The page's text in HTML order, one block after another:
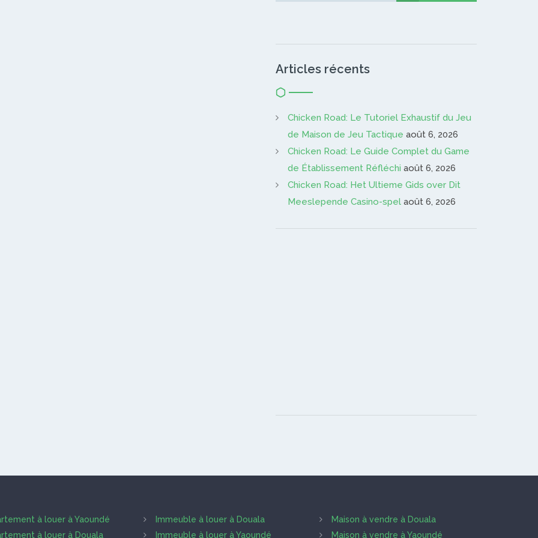
Articles récents
Chicken Road: Le Tutoriel Exhaustif du Jeu
de Maison de Jeu Tactique août 6, 2026
Chicken Road: Le Guide Complet du Game
de Établissement Réfléchi août 6, 2026
Chicken Road: Het Ultieme Gids over Dit
Meeslepende Casino-spel août 6, 2026
à louer à Yaoundé
à louer à Douala
Immeuble à louer à Douala
Immeuble à louer à Yaoundé
Maison à vendre à Douala
Maison à vendre à Yaoundé